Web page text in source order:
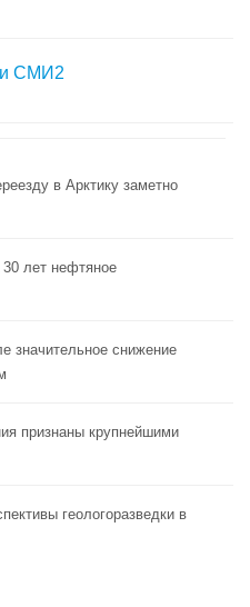
СМИ2
в Арктику заметно
лет нефтяное
значительное снижение
признаны крупнейшими
геологоразведки в